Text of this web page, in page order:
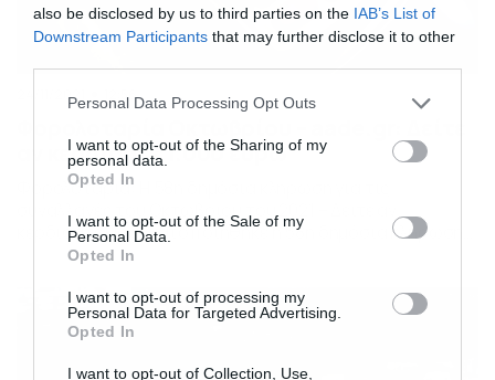
also be disclosed by us to third parties on the IAB’s List of
Downstream Participants that may further disclose it to other
Please note that this website/app uses one or more Google
not limited to your visit or usage behaviour. You may click to
grant or deny consent to Google and its third-party tags to
use your data for below specified purposes in below Google
consent section.
Personal Data Processing Opt Outs
I want to opt-out of the Sharing of my
personal data.
Opted In
I want to opt-out of the Sale of my
Personal Data.
Opted In
I want to opt-out of processing my
Personal Data for Targeted Advertising.
Opted In
I want to opt-out of Collection, Use,
24/11/2021 12:56
αν κερδίσατε 1.000 ευρώ
Φορολοταρία: Η 58η δημόσια κλήρωση για τις
συναλλαγές του Οκτωβρίου του 2021 – Δείτε αν
κερδίσατε Πραγματοποιήθηκε η 58η δημόσια κλήρωση
της φορολοταρίας που διενήργησε η Ανεξάρτητη Αρχή
τυχερούς από 1.000 ευρώ με βάση τις συναλλαγές που
έκαναν οι φορολογούμενοι τον Σεπτέμβριο του 2021 με
τη χρήση πλαστικού […]